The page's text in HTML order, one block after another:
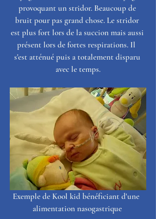
provoquant un stridor. Beaucoup de
bruit pour pas grand chose. Le stridor
est plus fort lors de la succion mais aussi
présent lors de fortes respirations. Il
s'est atténué puis a totalement disparu
avec le temps.
Exemple de Kool kid bénéficiant d'une
alimentation nasogastrique